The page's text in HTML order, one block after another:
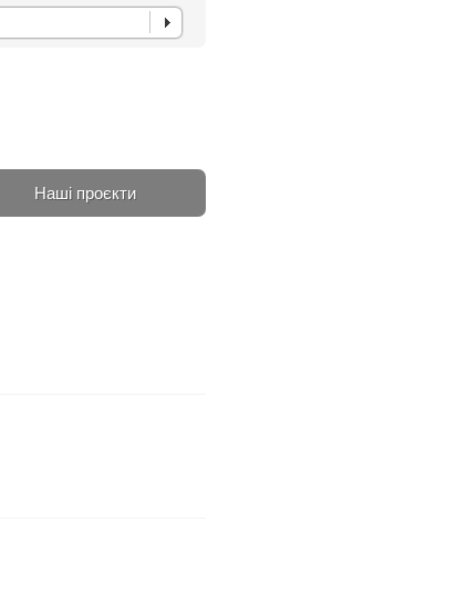
Наші проєкти